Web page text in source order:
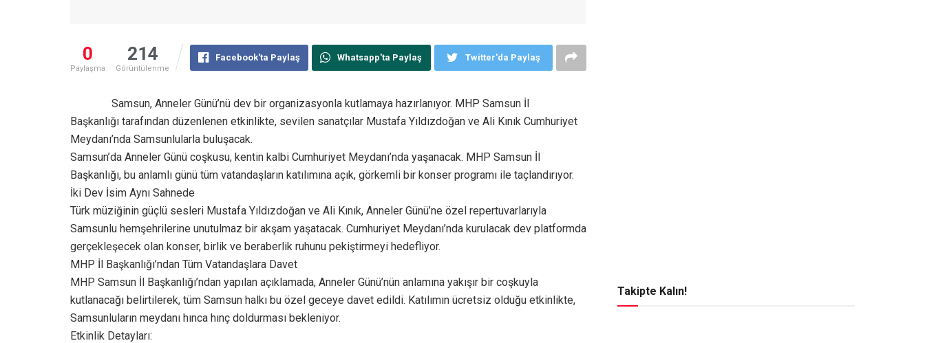
0
Paylaşma
214
Görüntülenme
Facebook'ta Paylaş Whatsapp'ta Paylaş Twitter'da Paylaş
​Samsun, Anneler Günü’nü dev bir organizasyonla kutlamaya hazırlanıyor. MHP Samsun İl
Başkanlığı tarafından düzenlenen etkinlikte, sevilen sanatçılar Mustafa Yıldızdoğan ve Ali Kınık Cumhuriyet
Meydanı’nda Samsunlularla buluşacak.
​Samsun’da Anneler Günü coşkusu, kentin kalbi Cumhuriyet Meydanı’nda yaşanacak. MHP Samsun İl
Başkanlığı, bu anlamlı günü tüm vatandaşların katılımına açık, görkemli bir konser programı ile taçlandırıyor.
​İki Dev İsim Aynı Sahnede
​Türk müziğinin güçlü sesleri Mustafa Yıldızdoğan ve Ali Kınık, Anneler Günü’ne özel repertuvarlarıyla
Samsunlu hemşehrilerine unutulmaz bir akşam yaşatacak. Cumhuriyet Meydanı’nda kurulacak dev platformda
gerçekleşecek olan konser, birlik ve beraberlik ruhunu pekiştirmeyi hedefliyor.
​MHP İl Başkanlığı’ndan Tüm Vatandaşlara Davet
​MHP Samsun İl Başkanlığı’ndan yapılan açıklamada, Anneler Günü’nün anlamına yakışır bir coşkuyla
kutlanacağı belirtilerek, tüm Samsun halkı bu özel geceye davet edildi. Katılımın ücretsiz olduğu etkinlikte,
Samsunluların meydanı hınca hınç doldurması bekleniyor.
​Etkinlik Detayları:
Takipte Kalın!